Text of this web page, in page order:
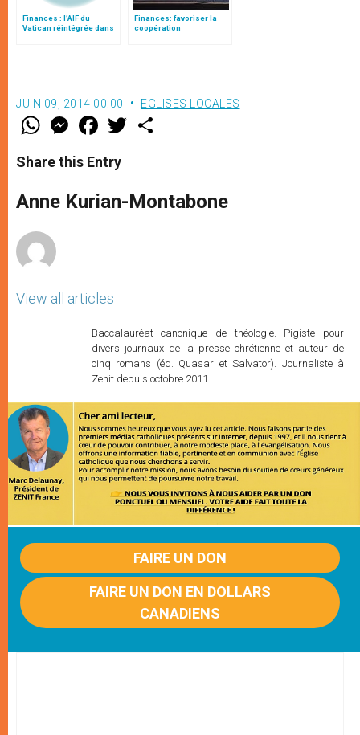
Finances : l’AIF du
Vatican réintégrée dans
Finances: favoriser la
coopération
JUIN 09, 2014 00:00 EGLISES LOCALES
W
t
s
p
p
M
e
s
e
g
e
F
a
e
b
o
k
w
r
Share this Entry
Anne Kurian-Montabone
View all articles
Baccalauréat canonique de théologie. Pigiste pour
divers journaux de la presse chrétienne et auteur de
cinq romans (éd. Quasar et Salvator). Journaliste à
Zenit depuis octobre 2011.
FAIRE UN DON
FAIRE UN DON EN DOLLARS
CANADIENS